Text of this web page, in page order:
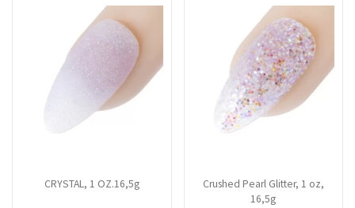
CRYSTAL, 1 OZ.16,5g
Crushed Pearl Glitter, 1 oz,
16,5g